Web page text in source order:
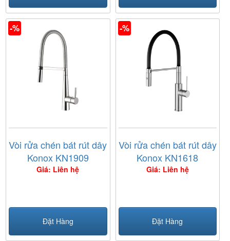
-%
Vòi rửa chén bát rút dây
Konox KN1909
Giá: Liên hệ
Đặt Hàng
-%
Vòi rửa chén bát rút dây
Konox KN1618
Giá: Liên hệ
Đặt Hàng